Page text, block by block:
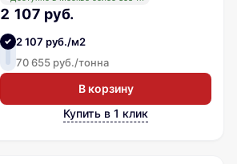
2 107 руб.
2 107 руб./м2
70 655 руб./тонна
В корзину
Купить в 1 клик